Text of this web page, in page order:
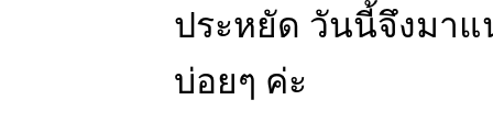
ประหยัด วันนี้จึงมา
บ่อยๆ ค่ะ